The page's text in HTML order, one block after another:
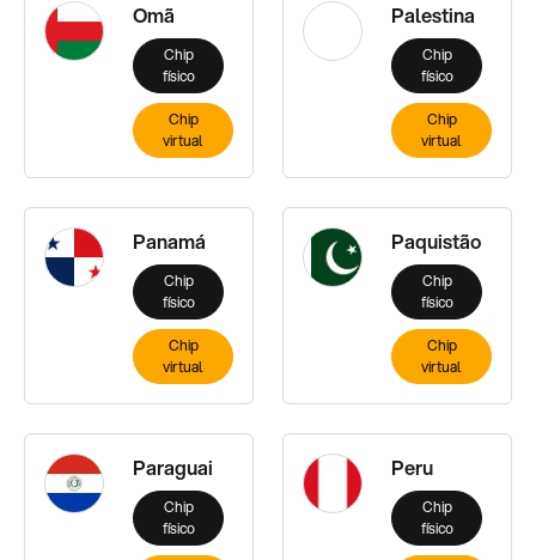
Omã
Chip
físico
Chip
virtual
Palestina
Chip
físico
Chip
virtual
Panamá
Chip
físico
Chip
virtual
Paquistão
Chip
físico
Chip
virtual
Paraguai
Chip
físico
Peru
Chip
físico